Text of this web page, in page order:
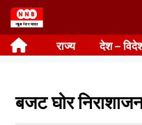
Skip
to
content राज्य देश –
बजट घोर